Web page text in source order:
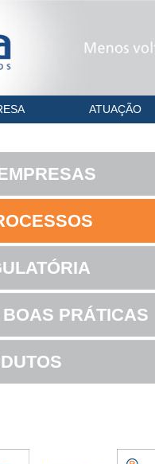
ATUAÇÃO
PRÁTICAS